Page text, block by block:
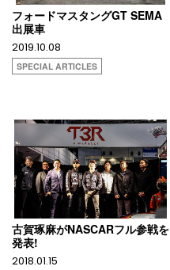
フォードマスタングGT SEMA
出展車
2019.10.08
SPECIAL ARTICLES
古賀琢麻がNASCARフル参戦を
発表!
2018.01.15